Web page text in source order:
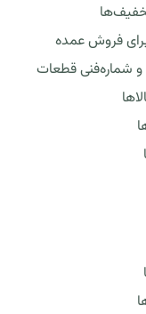
فروش عمده
شماره‌فنی قطعات